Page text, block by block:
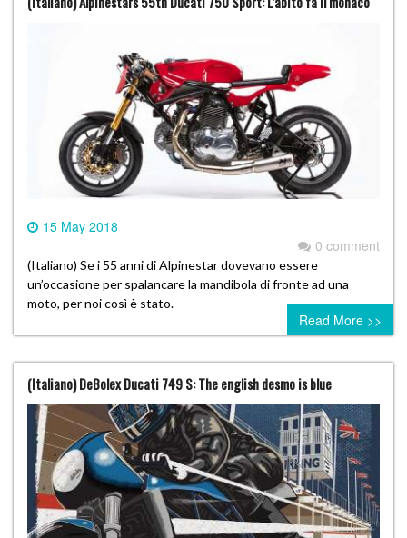
15 May 2018
0 comment
(Italiano) Se i 55 anni di Alpinestar dovevano essere
un’occasione per spalancare la mandibola di fronte ad una
moto, per noi così è stato.
Read More >>
(Italiano) DeBolex Ducati 749 S: The english desmo is blue